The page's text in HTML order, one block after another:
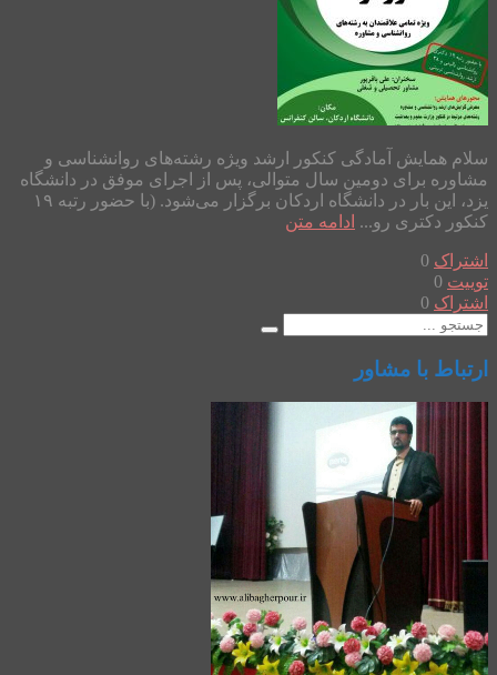
سلام همایش آمادگی کنکور ارشد ویژه رشته‌های روانشناسی و
مشاوره برای دومین سال متوالی، پس از اجرای موفق در دانشگاه
یزد، این بار در دانشگاه اردکان برگزار می‌شود. (با حضور رتبه ۱۹
کنکور دکتری رو... ادامه متن
اشتراک 0
توییت 0
اشتراک 0
ارتباط با مشاور